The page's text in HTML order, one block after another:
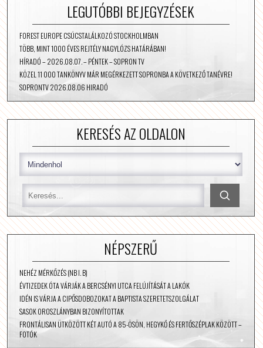
LEGUTÓBBI BEJEGYZÉSEK
FOREST EUROPE CSÚCSTALÁLKOZÓ STOCKHOLMBAN
TÖBB, MINT 1000 ÉVES REJTÉLY NAGYLÓZS HATÁRÁBAN!
HÍRADÓ – 2026.08.07. – PÉNTEK – SOPRON TV
KÖZEL 11 000 TANKÖNYV MÁR MEGÉRKEZETT SOPRONBA A KÖVETKEZŐ TANÉVRE!
SOPRONTV 2026.08.06 HIRADÓ
KERESÉS AZ OLDALON
NÉPSZERŰ
NEHÉZ MÉRKŐZÉS (NB I. B)
ÉVTIZEDEK ÓTA VÁRJÁK A BERCSÉNYI UTCA FELÚJÍTÁSÁT A LAKÓK
IDÉN IS VÁRJA A CIPŐSDOBOZOKAT A BAPTISTA SZERETETSZOLGÁLAT
SASOK OROSZLÁNYBAN BIZONYÍTOTTAK
FRONTÁLISAN ÜTKÖZÖTT KÉT AUTÓ A 85-ÖSÖN, HEGYKŐ ÉS FERTŐSZÉPLAK KÖZÖTT –
FOTÓK